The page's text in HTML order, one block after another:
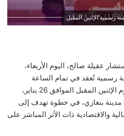
رسمية الإثنين المقبل
عقيلة صالح، اليوم الأربعاء،
رسمية تُعقد في تمام الساعة
العاشرة والنصف من صباح يوم الإثنين المقبل الموافق 26 يناير،
بنغازي، في خطوة تهدف إلى
والاقتصادية ذات الأثر المباشر على